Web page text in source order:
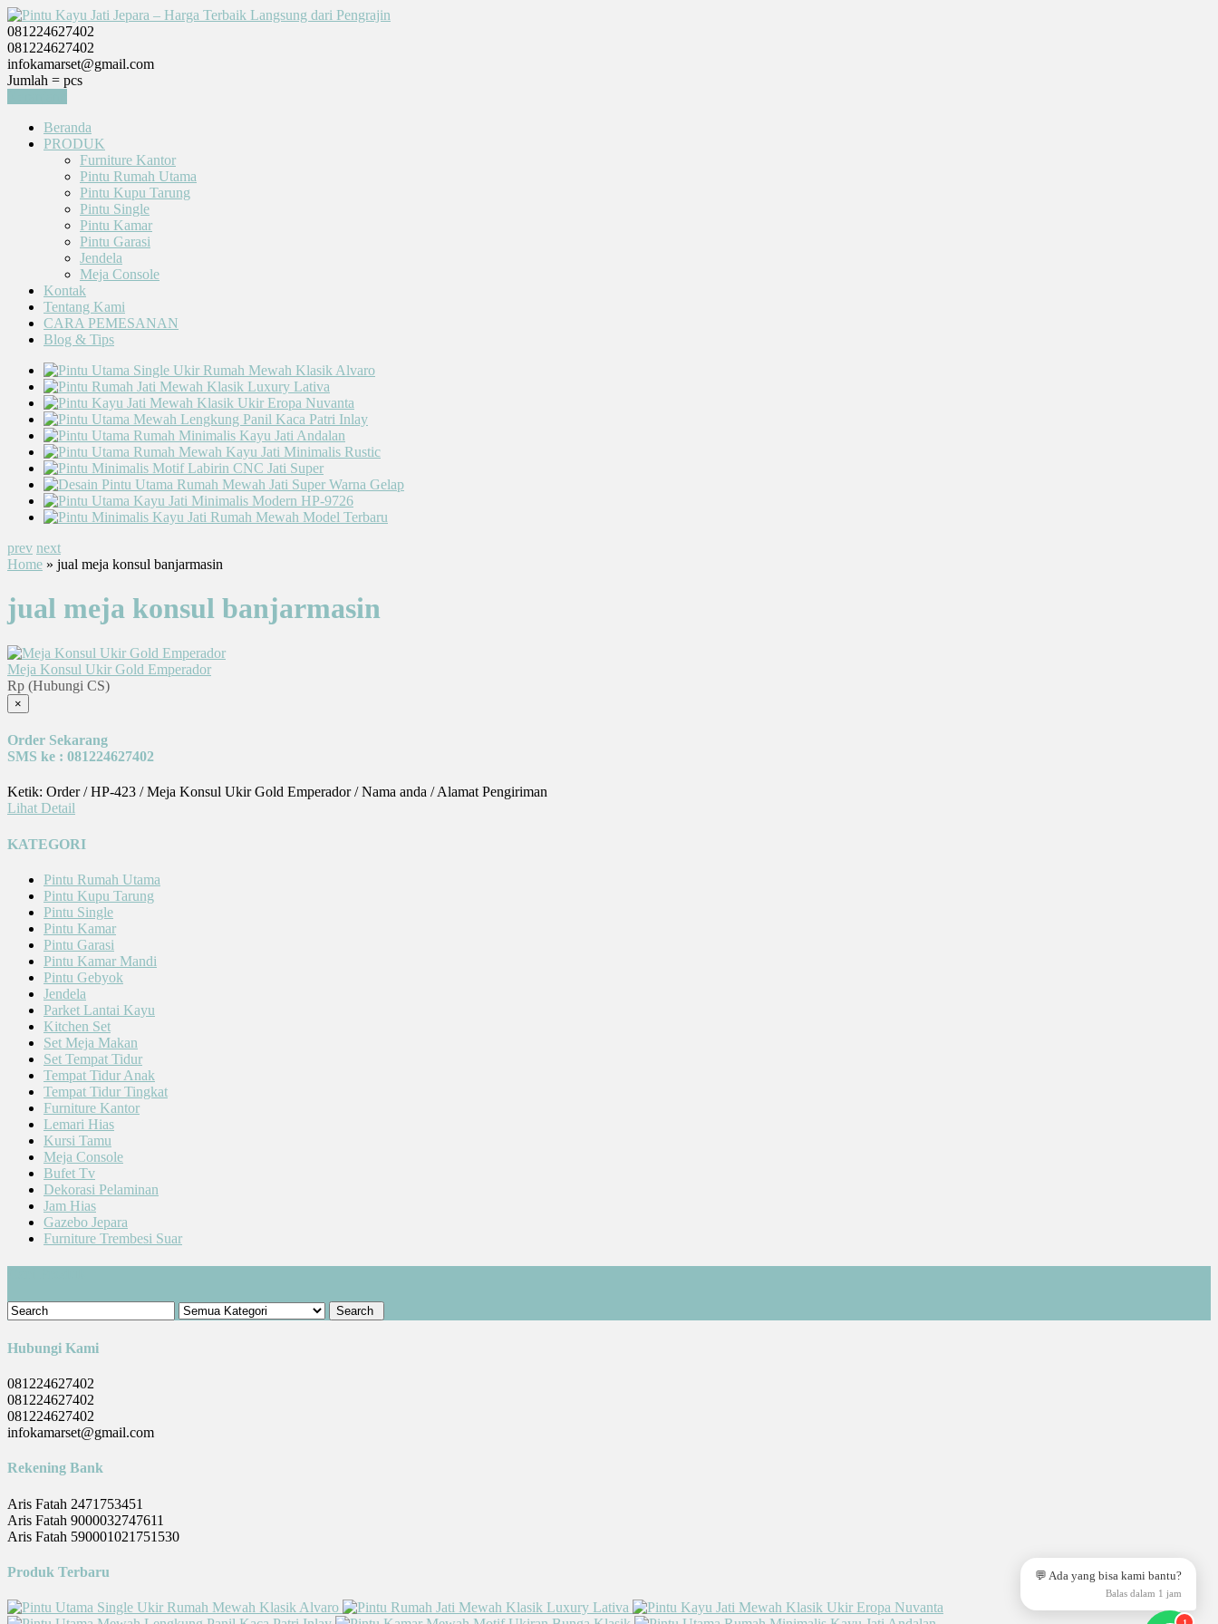
081224627402
081224627402
infokamarset@gmail.com
Jumlah = pcs
Beranda
PRODUK
Furniture Kantor
Pintu Rumah Utama
Pintu Kupu Tarung
Pintu Single
Pintu Kamar
Pintu Garasi
Jendela
Meja Console
Kontak
Tentang Kami
CARA PEMESANAN
Blog & Tips
prev next
Home » jual meja konsul banjarmasin
jual meja konsul banjarmasin
Meja Konsul Ukir Gold Emperador
Rp (Hubungi CS)
×
Order Sekarang
SMS ke : 081224627402
Ketik: Order / HP-423 / Meja Konsul Ukir Gold Emperador / Nama anda / Alamat Pengiriman
Lihat Detail
KATEGORI
Pintu Rumah Utama
Pintu Kupu Tarung
Pintu Single
Pintu Kamar
Pintu Garasi
Pintu Kamar Mandi
Pintu Gebyok
Jendela
Parket Lantai Kayu
Kitchen Set
Set Meja Makan
Set Tempat Tidur
Tempat Tidur Anak
Tempat Tidur Tingkat
Furniture Kantor
Lemari Hias
Kursi Tamu
Meja Console
Bufet Tv
Dekorasi Pelaminan
Jam Hias
Gazebo Jepara
Furniture Trembesi Suar
Hubungi Kami
081224627402
081224627402
081224627402
infokamarset@gmail.com
Rekening Bank
Aris Fatah 2471753451
Aris Fatah 9000032747611
Aris Fatah 590001021751530
Produk Terbaru 💬 Ada yang bisa kami bantu?
Balas dalam 1 jam